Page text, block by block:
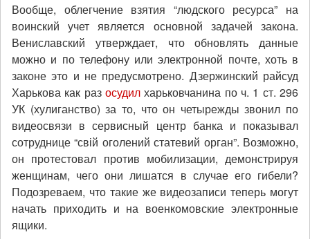
Вообще, облегчение взятия “людского ресурса” на
воинский учет является основной задачей закона.
Вениславский утверждает, что обновлять данные
можно и по телефону или электронной почте, хоть в
законе это и не предусмотрено. Дзержинский райсуд
Харькова как раз осудил харьковчанина по ч. 1 ст. 296
УК (хулиганство) за то, что он четырежды звонил по
видеосвязи в сервисный центр банка и показывал
сотруднице “свій оголений статевий орган”. Возможно,
он протестовал против мобилизации, демонстрируя
женщинам, чего они лишатся в случае его гибели?
Подозреваем, что такие же видеозаписи теперь могут
начать приходить и на военкомовские электронные
ящики.